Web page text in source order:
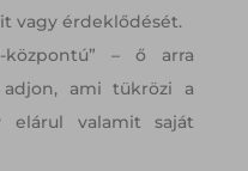
vagy érdeklődését.
központú” – ő arra
ami tükrözi a
elárul valamit saját